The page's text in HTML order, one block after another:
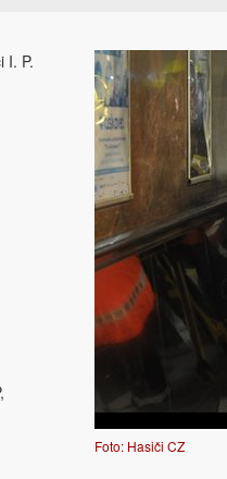
Foto: Hasiči CZ
I. P.